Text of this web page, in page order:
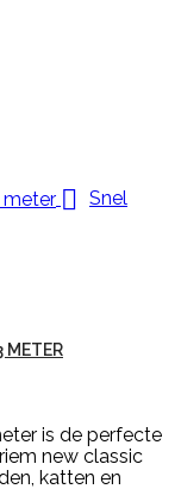
 Snel
METER
is de perfecte
new classic
katten en